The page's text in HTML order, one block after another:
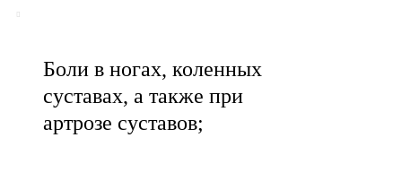
Боли в ногах, коленных
суставах, а также при
артрозе суставов;